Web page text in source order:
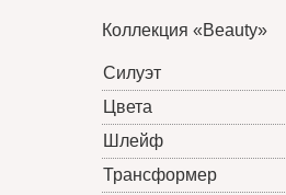
Коллекция «Beauty»
Силуэт
Цвета
Шлейф
Трансформер